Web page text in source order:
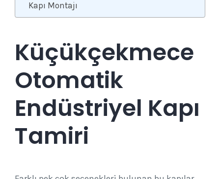
Kapı Montajı
Küçükçekmece
Otomatik
Endüstriyel Kapı
Tamiri